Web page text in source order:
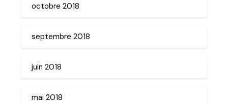
octobre 2018
septembre 2018
juin 2018
mai 2018